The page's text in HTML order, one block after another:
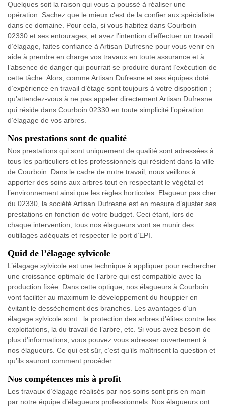
Quelques soit la raison qui vous a poussé à réaliser une
opération. Sachez que le mieux c’est de la confier aux spécialiste
dans ce domaine. Pour cela, si vous habitez dans Courboin
02330 et ses entourages, et avez l’intention d’effectuer un travail
d’élagage, faites confiance à Artisan Dufresne pour vous venir en
aide à prendre en charge vos travaux en toute assurance et à
l’absence de danger qui pourrait se produire durant l’exécution de
cette tâche. Alors, comme Artisan Dufresne et ses équipes doté
d’expérience en travail d’étage sont toujours à votre disposition ;
qu’attendez-vous à ne pas appeler directement Artisan Dufresne
qui réside dans Courboin 02330 en toute simplicité l’opération
d’élagage de vos arbres.
Nos prestations sont de qualité
Nos prestations qui sont uniquement de qualité sont adressées à
tous les particuliers et les professionnels qui résident dans la ville
de Courboin. Dans le cadre de notre travail, nous veillons à
apporter des soins aux arbres tout en respectant le végétal et
l’environnement ainsi que les règles horticoles. Elagueur pas cher
du 02330, la société Artisan Dufresne est en mesure d’ajuster ses
prestations en fonction de votre budget. Ceci étant, lors de
chaque intervention, tous nos élagueurs vont se munir des
outillages adéquats et respecter le port d’EPI.
Quid de l’élagage sylvicole
L’élagage sylvicole est une technique à appliquer pour rechercher
une croissance optimale de l’arbre qui est compatible avec la
production fixée. Dans cette optique, nos élagueurs à Courboin
vont faciliter au maximum le développement du houppier en
évitant le dessèchement des branches. Les avantages d’un
élagage sylvicole sont : la protection des arbres d’élites contre les
exploitations, la du travail de l’arbre, etc. Si vous avez besoin de
plus d’informations, vous pouvez vous adresser ouvertement à
nos élagueurs. Ce qui est sûr, c’est qu’ils maîtrisent la question et
qu’ils sauront comment procéder.
Nos compétences mis à profit
Les travaux d’élagage réalisés par nos soins sont pris en main
par notre équipe d’élagueurs professionnels. Nos élagueurs ont